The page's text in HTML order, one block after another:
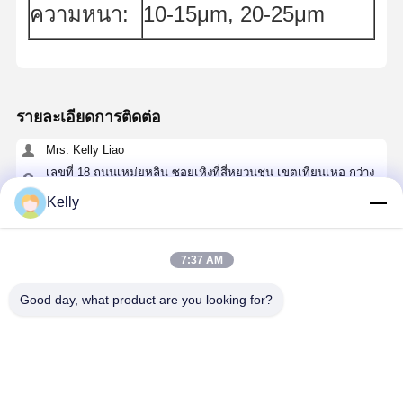
ความหนา:
10-15μm, 20-25μm
รายละเอียดการติดต่อ
Mrs. Kelly Liao
เลขที่ 18 ถนนเหม่ยหลิน ซอยเหิงที่สี่หยวนชุน เขตเทียนเหอ กว่าง
+86-13592763593
จอทตอนนี้
Kelly
7:37 AM
Good day, what product are you looking for?